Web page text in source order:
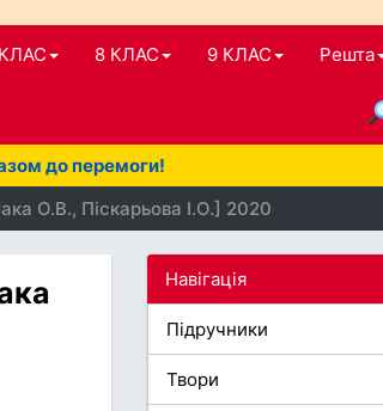
8 КЛАС 9 КЛАС Решта
до перемоги!
О.В., Піскарьова І.О.] 2020
Навігація
Підручники
Твори